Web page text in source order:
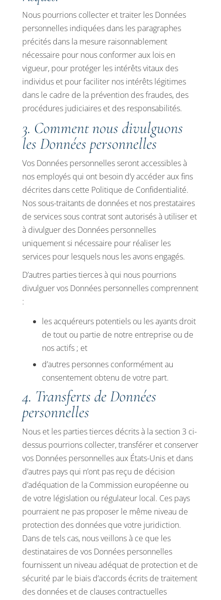
Nous pourrions collecter et traiter les Données
personnelles indiquées dans les paragraphes
précités dans la mesure raisonnablement
nécessaire pour nous conformer aux lois en
vigueur, pour protéger les intérêts vitaux des
individus et pour faciliter nos intérêts légitimes
dans le cadre de la prévention des fraudes, des
procédures judiciaires et des responsabilités.
3. Comment nous divulguons
les Données personnelles
Vos Données personnelles seront accessibles à
nos employés qui ont besoin d’y accéder aux fins
décrites dans cette Politique de Confidentialité.
Nos sous-traitants de données et nos prestataires
de services sous contrat sont autorisés à utiliser et
à divulguer des Données personnelles
uniquement si nécessaire pour réaliser les
services pour lesquels nous les avons engagés.
D’autres parties tierces à qui nous pourrions
divulguer vos Données personnelles comprennent
:
les acquéreurs potentiels ou les ayants droit
de tout ou partie de notre entreprise ou de
nos actifs ; et
d’autres personnes conformément au
consentement obtenu de votre part.
4. Transferts de Données
personnelles
Nous et les parties tierces décrits à la section 3 ci-
dessus pourrions collecter, transférer et conserver
vos Données personnelles aux États-Unis et dans
d’autres pays qui n’ont pas reçu de décision
d’adéquation de la Commission européenne ou
de votre législation ou régulateur local. Ces pays
pourraient ne pas proposer le même niveau de
protection des données que votre juridiction.
Dans de tels cas, nous veillons à ce que les
destinataires de vos Données personnelles
fournissent un niveau adéquat de protection et de
sécurité par le biais d’accords écrits de traitement
des données et de clauses contractuelles